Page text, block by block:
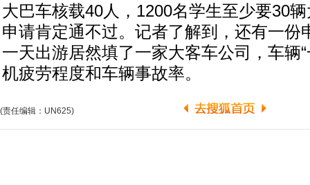
大巴车核载40人，1200名学生至少要30
申请肯定通不过。记者了解到，还有一份
一天出游居然填了一家大客车公司，车辆
机疲劳程度和车辆事故率。
(责任编辑：UN625)